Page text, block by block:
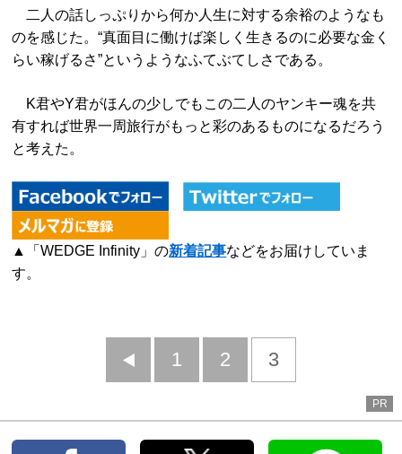
二人の話しっぷりから何か人生に対する余裕のようなも
のを感じた。“真面目に働けば楽しく生きるのに必要な金く
らい稼げるさ”というようなふてぶてしさである。
K君やY君がほんの少しでもこの二人のヤンキー魂を共
有すれば世界一周旅行がもっと彩のあるものになるだろう
と考えた。
▲「WEDGE Infinity」の新着記事などをお届けしていま
す。
前
1 2 3
PR